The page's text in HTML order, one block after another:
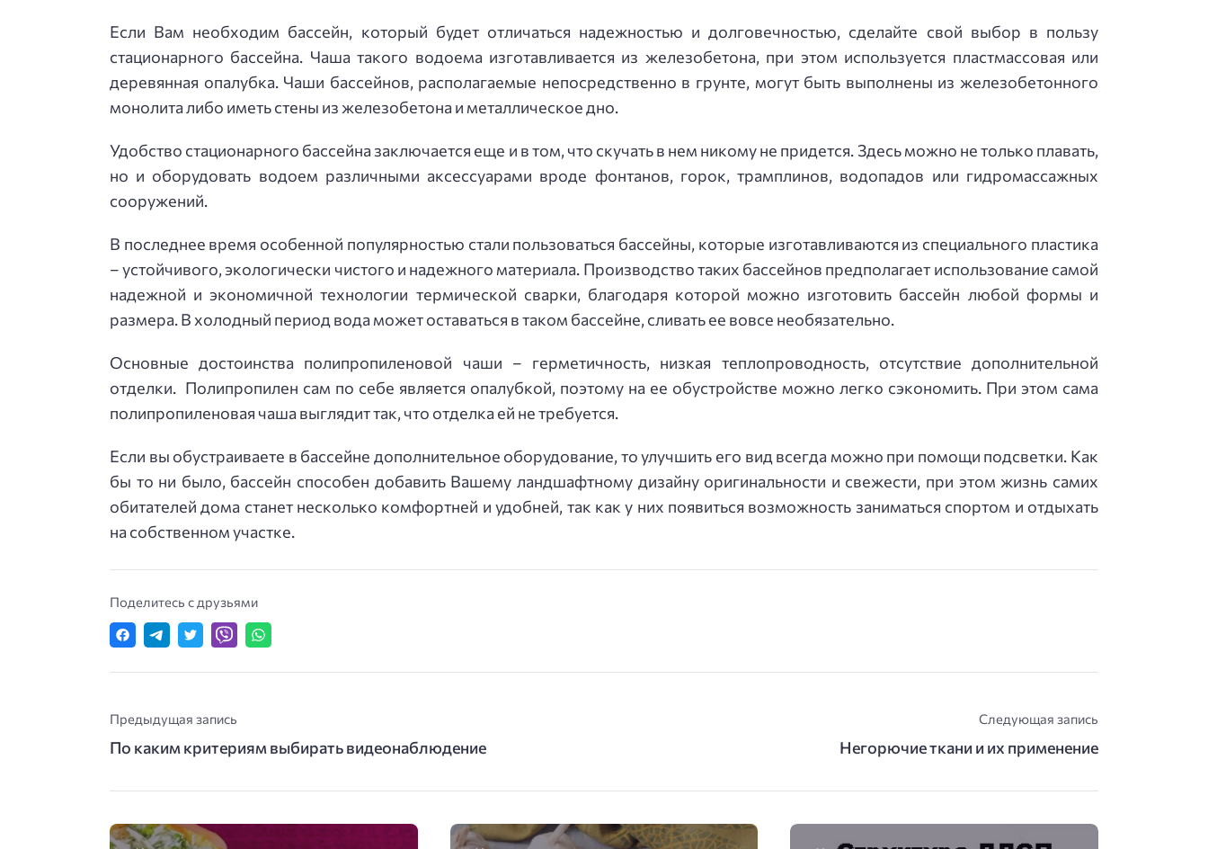
Если Вам необходим бассейн, который будет отличаться надежностью и долговечностью, сделайте свой выбор в пользу
стационарного бассейна. Чаша такого водоема изготавливается из железобетона, при этом используется пластмассовая или
деревянная опалубка. Чаши бассейнов, располагаемые непосредственно в грунте, могут быть выполнены из железобетонного
монолита либо иметь стены из железобетона и металлическое дно.
Удобство стационарного бассейна заключается еще и в том, что скучать в нем никому не придется. Здесь можно не только плавать,
но и оборудовать водоем различными аксессуарами вроде фонтанов, горок, трамплинов, водопадов или гидромассажных
сооружений.
В последнее время особенной популярностью стали пользоваться бассейны, которые изготавливаются из специального пластика
– устойчивого, экологически чистого и надежного материала. Производство таких бассейнов предполагает использование самой
надежной и экономичной технологии термической сварки, благодаря которой можно изготовить бассейн любой формы и
размера. В холодный период вода может оставаться в таком бассейне, сливать ее вовсе необязательно.
Основные достоинства полипропиленовой чаши – герметичность, низкая теплопроводность, отсутствие дополнительной
отделки. Полипропилен сам по себе является опалубкой, поэтому на ее обустройстве можно легко сэкономить. При этом сама
полипропиленовая чаша выглядит так, что отделка ей не требуется.
Если вы обустраиваете в бассейне дополнительное оборудование, то улучшить его вид всегда можно при помощи подсветки. Как
бы то ни было, бассейн способен добавить Вашему ландшафтному дизайну оригинальности и свежести, при этом жизнь самих
обитателей дома станет несколько комфортней и удобней, так как у них появиться возможность заниматься спортом и отдыхать
на собственном участке.
Поделитесь с друзьями
Предыдущая запись
По каким критериям выбирать видеонаблюдение
Следующая запись
Негорючие ткани и их применение